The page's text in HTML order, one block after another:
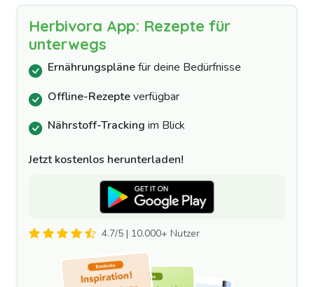
Herbivora App: Rezepte für
unterwegs
Ernährungsplänefür deine Bedürfnisse
Offline-Rezepteverfügbar
Nährstoff-Tracking im Blick
Jetzt kostenlos herunterladen!
4.7/5 | 10.000+ Nutzer